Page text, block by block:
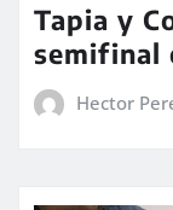
Tapia y
semifinal
Hector